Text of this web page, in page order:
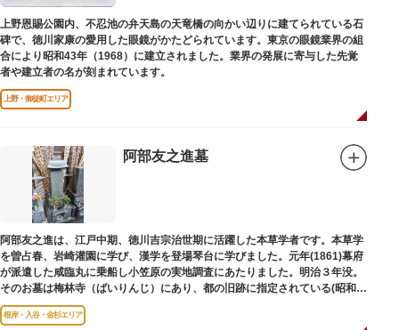
上野恩賜公園内、不忍池の弁天島の天竜橋の向かい辺りに建てられている石
碑で、徳川家康の愛用した眼鏡がかたどられています。東京の眼鏡業界の組
合により昭和43年（1968）に建立されました。業界の発展に寄与した先覚
者や建立者の名が刻まれています。
上野・御徒町エリア
阿部友之進墓
阿部友之進は、江戸中期、徳川吉宗治世期に活躍した本草学者です。本草学
を曽占春、岩崎灌園に学び、漢学を登場琴台に学びました。元年(1861)幕府
が派遣した咸臨丸に乗船し小笠原の実地調査にあたりました。明治３年没。
そのお墓は梅林寺（ばいりんじ）にあり、都の旧跡に指定されている(昭和３
年指定)。
根岸・入谷・金杉エリア